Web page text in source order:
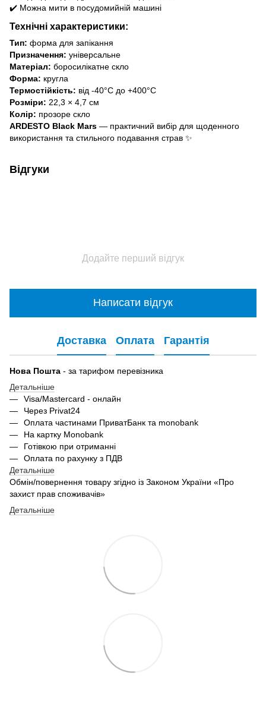
✔️ Можна мити в посудомийній машині
Технічні характеристики:
Тип: форма для запікання
Призначення: універсальне
Матеріал: боросилікатне скло
Форма: кругла
Термостійкість: від -40°C до +400°C
Розміри: 22,3 × 4,7 см
Колір: прозоре скло
ARDESTO Black Mars — практичний вибір для щоденного
використання та стильного подавання страв ✨
Відгуки
Додайте перший відгук
Написати відгук
Доставка Оплата Гарантія
Нова Пошта - за тарифом перевізника
Детальніше
Visa/Mastercard - онлайн
Через Privat24
Оплата частинами ПриватБанк та monobank
На картку Monobank
Готівкою при отриманні
Оплата по рахунку з ПДВ
Детальніше
Обмін/повернення товару згідно із Законом України «Про
захист прав споживачів»
Детальніше